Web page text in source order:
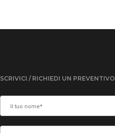
SCRIVICI / RICHIEDI UN PREVENTIVO